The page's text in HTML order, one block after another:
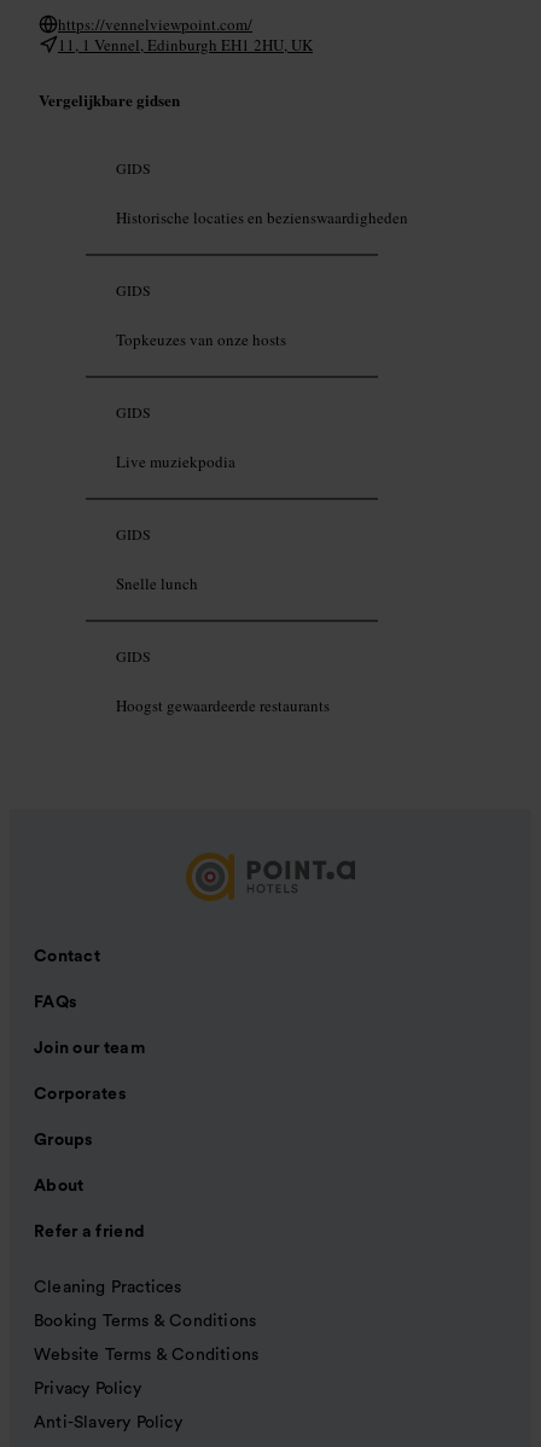
https://vennelviewpoint.com/
11, 1 Vennel, Edinburgh EH1 2HU, UK
Vergelijkbare gidsen
GIDS
Historische locaties en bezienswaardigheden
GIDS
Topkeuzes van onze hosts
GIDS
Live muziekpodia
GIDS
Snelle lunch
GIDS
Hoogst gewaardeerde restaurants
Contact
FAQs
Join our team
Corporates
Groups
About
Refer a friend
Cleaning Practices
Booking Terms & Conditions
Website Terms & Conditions
Privacy Policy
Anti-Slavery Policy